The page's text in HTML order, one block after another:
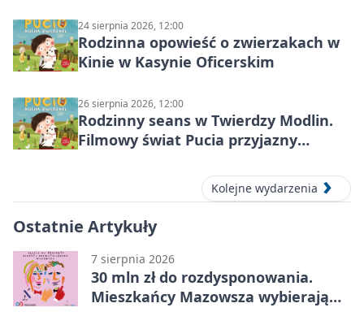
24 sierpnia 2026, 12:00
Rodzinna opowieść o zwierzakach w
Kinie w Kasynie Oficerskim
26 sierpnia 2026, 12:00
Rodzinny seans w Twierdzy Modlin.
Filmowy świat Pucia przyjazny
Kolejne wydarzenia
Ostatnie Artykuły
7 sierpnia 2026
30 mln zł do rozdysponowania.
Mieszkańcy Mazowsza wybierają